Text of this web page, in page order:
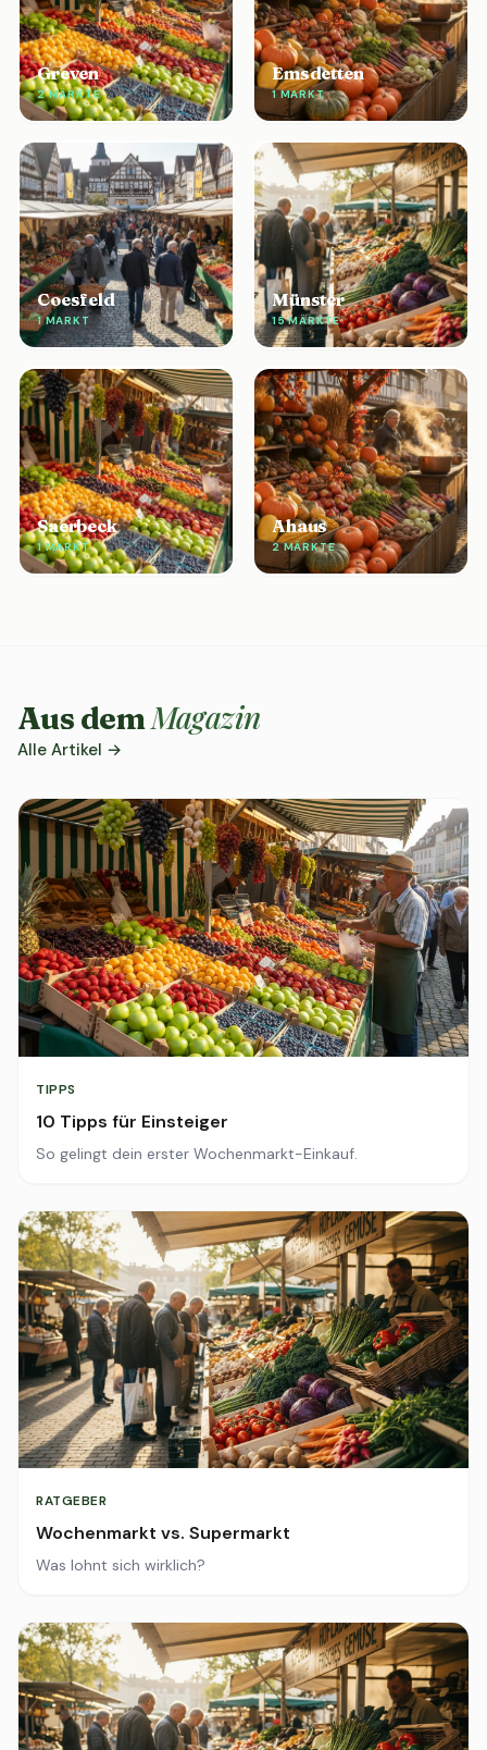
Greven
2 MÄRKTE
Emsdetten
1 MARKT
Coesfeld
1 MARKT
Münster
15 MÄRKTE
Saerbeck
1 MARKT
Ahaus
2 MÄRKTE
Aus demMagazin
Alle Artikel →
TIPPS
10 Tipps für Einsteiger
So gelingt dein erster Wochenmarkt-Einkauf.
RATGEBER
Wochenmarkt vs. Supermarkt
Was lohnt sich wirklich?